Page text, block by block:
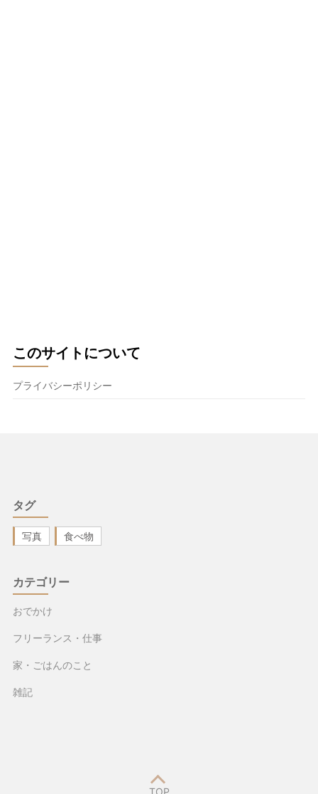
このサイトについて
プライバシーポリシー
タグ
写真 食べ物
カテゴリー
おでかけ
フリーランス・仕事
家・ごはんのこと
雑記
TOP